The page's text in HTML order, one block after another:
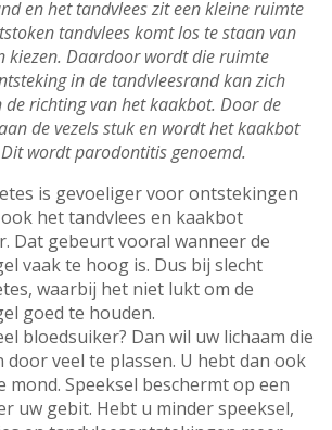
en het tandvlees zit een kleine ruimte
tandvlees komt los te staan van
kiezen. Daardoor wordt die ruimte
in de tandvleesrand kan zich
richting van het kaakbot. Door de
de vezels stuk en wordt het kaakbot
wordt parodontitis genoemd.
is gevoeliger voor ontstekingen
het tandvlees en kaakbot
Dat gebeurt vooral wanneer de
vaak te hoog is. Dus bij slecht
waarbij het niet lukt om de
goed te houden.
bloedsuiker? Dan wil uw lichaam die
veel te plassen. U hebt dan ook
mond. Speeksel beschermt op een
uw gebit. Hebt u minder speeksel,